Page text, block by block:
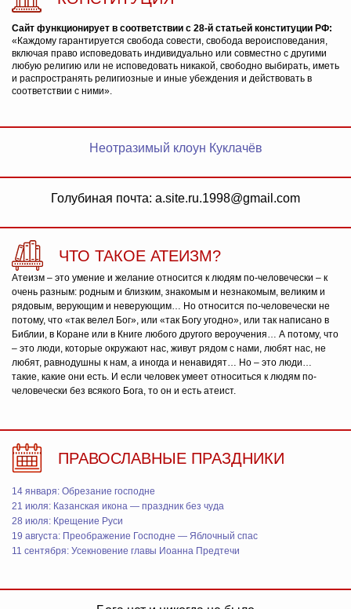
Сайт функционирует в соответствии с 28-й статьей конституции РФ:
«Каждому гарантируется свобода совести, свобода вероисповедания,
включая право исповедовать индивидуально или совместно с другими
любую религию или не исповедовать никакой, свободно выбирать, иметь
и распространять религиозные и иные убеждения и действовать в
соответствии с ними».
Неотразимый клоун Куклачёв
Голубиная почта: a.site.ru.1998@gmail.com
ЧТО ТАКОЕ АТЕИЗМ?
Атеизм – это умение и желание относится к людям по-человечески – к
очень разным: родным и близким, знакомым и незнакомым, великим и
рядовым, верующим и неверующим… Но относится по-человечески не
потому, что «так велел Бог», или «так Богу угодно», или так написано в
Библии, в Коране или в Книге любого другого вероучения… А потому, что
– это люди, которые окружают нас, живут рядом с нами, любят нас, не
любят, равнодушны к нам, а иногда и ненавидят… Но – это люди…
такие, какие они есть. И если человек умеет относиться к людям по-
человечески без всякого Бога, то он и есть атеист.
ПРАВОСЛАВНЫЕ ПРАЗДНИКИ
14 января: Обрезание господне
21 июля: Казанская икона — праздник без чуда
28 июля: Крещение Руси
19 августа: Преображение Господне — Яблочный спас
11 сентября: Усекновение главы Иоанна Предтечи